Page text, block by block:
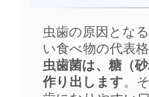
虫歯の原因とな
い食べ物の代表
虫歯菌は、糖（
作り出します。